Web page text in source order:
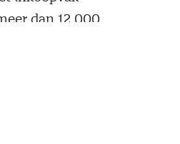
dan 12.000